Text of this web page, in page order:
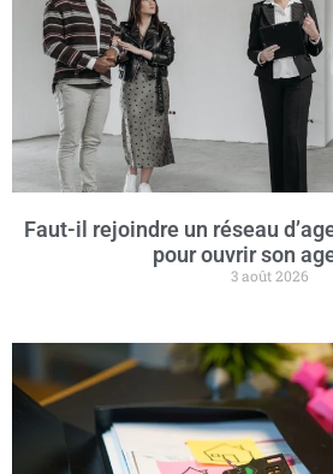
Faut-il rejoindre un réseau
pour ouvrir son
3 août 2026